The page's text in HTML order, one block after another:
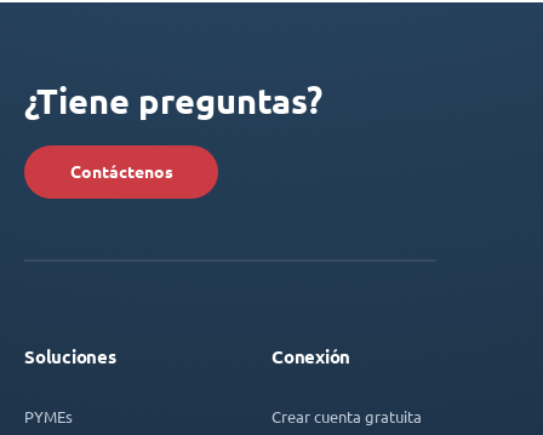
¿Tiene preguntas?
Contáctenos
Soluciones
PYMEs
Conexión
Crear cuenta gratuita